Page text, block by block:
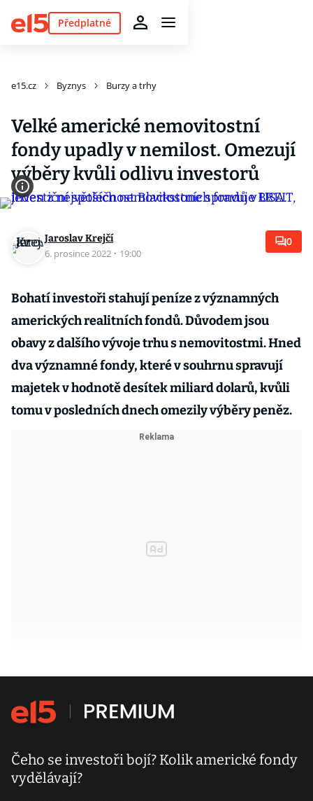
Předplatné
e15.cz Byznys Burzy a trhy
Velké americké nemovitostní
fondy upadly v nemilost. Omezují
výběry kvůli odlivu investorů
Jaroslav Krejčí
6. prosince 2022 · 19:00
0
Bohatí investoři stahují peníze z významných
amerických realitních fondů. Důvodem jsou
obavy z dalšího vývoje trhu s nemovitostmi. Hned
dva významné fondy, které v souhrnu spravují
majetek v hodnotě desítek miliard dolarů, kvůli
tomu v posledních dnech omezily výběry peněz.
Čeho se investoři bojí? Kolik americké fondy
vydělávají?